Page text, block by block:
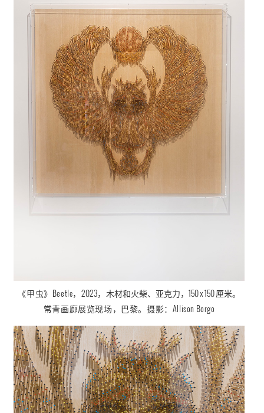
《甲虫》 Beetle，2023， 木材和火柴、亚克力，150 x 150 厘米。
常青画廊展览现场，巴黎。摄影： Allison Borgo